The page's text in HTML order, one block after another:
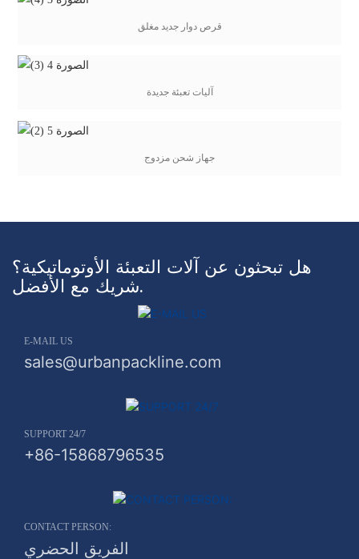
قرص دوار جديد مغلق
آليات تعبئة جديدة
جهاز شحن مزدوج
هل تبحثون عن آلات التعبئة الأوتوماتيكية؟
شريك مع الأفضل.
E-MAIL US
sales@urbanpackline.com
SUPPORT 24/7
+86-15868796535
CONTACT PERSON:
الفريق الحضري